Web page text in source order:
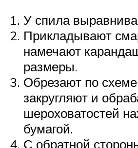
У спила
Прикладывают
намечают
размеры.
Обрезают по
закругляют и
шероховатостей
бумагой.
С обратной